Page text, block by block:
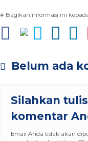
# Bagikan informasi ini
Belum ada
Silahkan tulis
komentar
Email Anda tidak akan